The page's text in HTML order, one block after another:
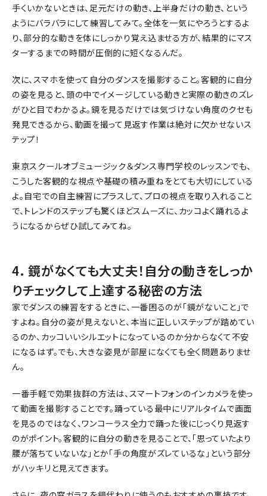
手くいかないときは、足元だけの動き、上半身だけの動き、という
ようにバラバラにして練習してみて。全体を一気にやろうとするよ
り、部分的な動きを体にしっかり覚え込ませる方が、結果的にマス
ターするまでの時間が圧倒的に短くなるんだ。
次に、スマホを使って自分のダンスを撮影すること。客観的に自分
の姿を見ると、頭の中でイメージしている動きと実際の動きのズレ
がひと目でわかるよ。鏡を見るだけでは気づけない角度のクセも
発見できるから、動画を撮って見返す作業は絶対に欠かせないス
テップ！
東京スクールオブミュージック＆ダンス専門学校のレッスンでも、
こうした客観的な視点や基礎の積み重ねをとても大切にしている
よ。自宅での自主練習にプラスして、プロの視点を取り入れること
で、トレンドのステップも驚くほどスムーズに、カッコよく踊れるよ
うになるからぜひ試してみてね。
4. 鏡がなくても大丈夫！自分の動きをしっか
りチェックして上達する秘密の方法
家でダンスの練習をするときに、一番困るのが「鏡がないこと」で
すよね。自分の姿が見えないと、本当に正しいステップが踏めてい
るのか、カッコいいシルエットになっているのか分からなくて不安
になるはず。でも、大きな姿見が部屋になくても全く問題ありませ
ん。
一番手軽で効果抜群の方法は、スマートフォンのインカメラを使っ
て動画を撮影することです。踊っている最中にリアルタイムで画面
を見るのではなく、ワンコーラス全力で踊った後にじっくり見返す
のがポイント。客観的に自分の動きを見ることで、「思っていたより
腰が落ちていないな」とか「手の角度がズレているな」という部分
がハッキリと見えてきます。